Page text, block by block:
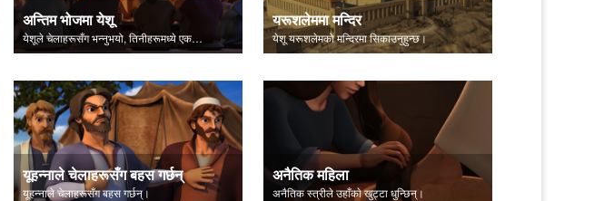
अन्तिम भोजमा येशू
येशूले चेलाहरूसँग भन्नुभयो, तिनीहरूमध्ये एकले उहाँलाई धोका दिनेछ।
यरूशलेममा मन्दिर
येशू यरूशलेमको मन्दिरमा सिकाउनुहुन्छ।
यूहन्नाले चेलाहरूसँग बहस गर्छन्
यूहन्नाले चेलाहरूसँग बहस गर्छन्।
अनैतिक महिला
अनैतिक स्त्रीले उहाँकाे खुट्टा धुन्छिन्।